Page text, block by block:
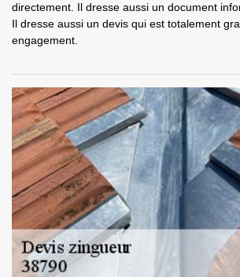
directement. Il dresse aussi un document
Il dresse aussi un devis qui est totalement
engagement.